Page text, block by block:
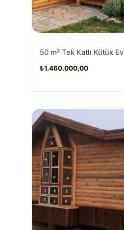
50 m² Tek Katlı Kütük Ev
₺1.460.000,00